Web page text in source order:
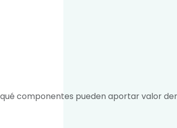
componentes pueden aportar valor